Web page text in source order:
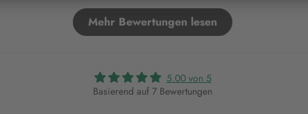
Mehr Bewertungen lesen
5.00 von 5
Basierend auf 7 Bewertungen